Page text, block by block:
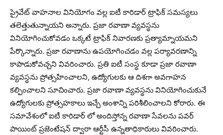
ప్రైవేట్ వాహనాల వినియోగం వల్ల ఐటీ కారిడార్ ట్రాఫిక్ సమస్యలు
తలెత్తుతున్నాయని అన్నారు. ప్రజా రవాణా వ్యవస్థను
వినియోగించుకోవడం ఒక్కటే ట్రాఫిక్ నివారణకు ప్రత్యామ్నాయమని
పేర్కొన్నారు. ప్రజా రవాణాను ఉపయోగించడం వల్ల పర్యావరణాన్ని
కాపాడుకోవచ్చని వివరించారు. ప్రతి ఐటీ సంస్థ కూడా ప్రజా రవాణా
వ్యవస్థను ప్రోత్సహించాలని, ఉద్యోగులకు ఆ దిశగా అవగాహన
కల్పించాలని సూచించారు. ప్రజా రవాణా వ్యవస్థను వినియోగించుకునే
ఉద్యోగులకు ప్రోత్సహకాలు ఇచ్చే అంశాన్ని పరిశీలించాలని కోరారు. ఈ
సమావేశంలో ఐటీ కారిడార్ లో అందిస్తోన్న రవాణా సేవలను పవర్
పాయింట్ ప్రజెంటేషన్ ద్వారా ఆర్టీసీ ఉన్నతాధికారులు వివరించారు.